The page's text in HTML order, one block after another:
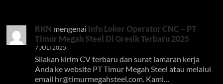
RKN mengenai Info Loker Operator CNC – PT
Timur Megah Steel Di Gresik Terbaru 2025
7 JULI 2025
Silakan kirim CV terbaru dan surat lamaran kerja
Anda ke website PT Timur Megah Steel atau melalui
email hr@timurmegahsteel.com. Kami…